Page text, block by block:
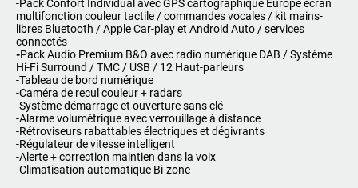
-Pack Confort Individual avec GPS cartographique Europe écran
multifonction couleur tactile / commandes vocales / kit mains-
libres Bluetooth / Apple Car-play et Android Auto / services
connectés
-Pack Audio Premium B&O avec radio numérique DAB / Système
Hi-Fi Surround / TMC / USB / 12 Haut-parleurs
-Tableau de bord numérique
-Caméra de recul couleur + radars
-Système démarrage et ouverture sans clé
-Alarme volumétrique avec verrouillage à distance
-Rétroviseurs rabattables électriques et dégivrants
-Régulateur de vitesse intelligent
-Alerte + correction maintien dans la voix
-Climatisation automatique Bi-zone